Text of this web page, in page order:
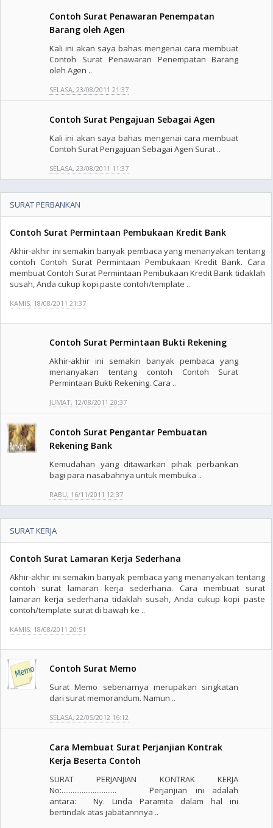
Contoh Surat Penawaran Penempatan
Barang oleh Agen
Kali ini akan saya bahas mengenai cara membuat
Contoh Surat Penawaran Penempatan Barang
oleh Agen ..
SELASA, 23/08/2011 21:37
Contoh Surat Pengajuan Sebagai Agen
Kali ini akan saya bahas mengenai cara membuat
Contoh Surat Pengajuan Sebagai Agen Surat ..
SELASA, 23/08/2011 11:37
SURAT PERBANKAN
Contoh Surat Permintaan Pembukaan Kredit Bank
Akhir-akhir ini semakin banyak pembaca yang menanyakan tentang
contoh Contoh Surat Permintaan Pembukaan Kredit Bank. Cara
membuat Contoh Surat Permintaan Pembukaan Kredit Bank tidaklah
susah, Anda cukup kopi paste contoh/template ..
KAMIS, 18/08/2011 21:37
Contoh Surat Permintaan Bukti Rekening
Akhir-akhir ini semakin banyak pembaca yang
menanyakan tentang contoh Contoh Surat
Permintaan Bukti Rekening. Cara ..
JUMAT, 12/08/2011 20:37
Contoh Surat Pengantar Pembuatan
Rekening Bank
Kemudahan yang ditawarkan pihak perbankan
bagi para nasabahnya untuk membuka ..
RABU, 16/11/2011 12:37
SURAT KERJA
Contoh Surat Lamaran Kerja Sederhana
Akhir-akhir ini semakin banyak pembaca yang menanyakan tentang
contoh surat lamaran kerja sederhana. Cara membuat surat
lamaran kerja sederhana tidaklah susah, Anda cukup kopi paste
contoh/template surat di bawah ke ..
KAMIS, 18/08/2011 20:51
Contoh Surat Memo
Surat Memo sebenarnya merupakan singkatan
dari surat memorandum. Namun ..
SELASA, 22/05/2012 16:12
Cara Membuat Surat Perjanjian Kontrak
Kerja Beserta Contoh
SURAT PERJANJIAN KONTRAK KERJA
No:.............................. Perjanjian ini adalah
antara: Ny. Linda Paramita dalam hal ini
bertindak atas jabatannnya ..